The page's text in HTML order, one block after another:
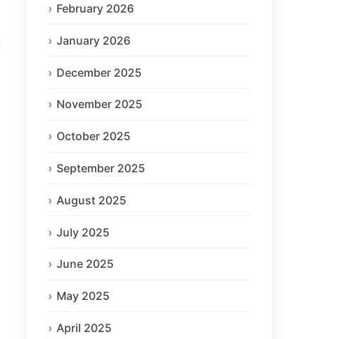
February 2026
January 2026
December 2025
November 2025
October 2025
September 2025
August 2025
July 2025
June 2025
May 2025
April 2025